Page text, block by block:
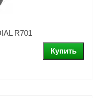
R701